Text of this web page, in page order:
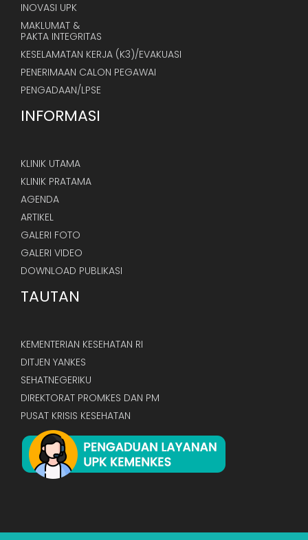
INOVASI UPK
MAKLUMAT &
PAKTA INTEGRITAS
KESELAMATAN KERJA (K3)/EVAKUASI
PENERIMAAN CALON PEGAWAI
PENGADAAN/LPSE
INFORMASI
KLINIK UTAMA
KLINIK PRATAMA
AGENDA
ARTIKEL
GALERI FOTO
GALERI VIDEO
DOWNLOAD PUBLIKASI
TAUTAN
KEMENTERIAN KESEHATAN RI
DITJEN YANKES
SEHATNEGERIKU
DIREKTORAT PROMKES DAN PM
PUSAT KRISIS KESEHATAN